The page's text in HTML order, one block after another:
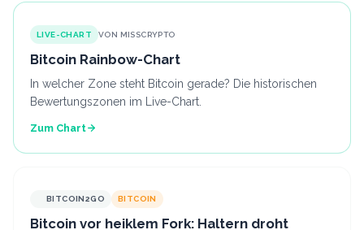
LIVE-CHART VON MISSCRYPTO
Bitcoin Rainbow-Chart
In welcher Zone steht Bitcoin gerade? Die historischen
Bewertungszonen im Live-Chart.
Zum Chart
BITCOIN2GO BITCOIN
Bitcoin vor heiklem Fork: Haltern droht